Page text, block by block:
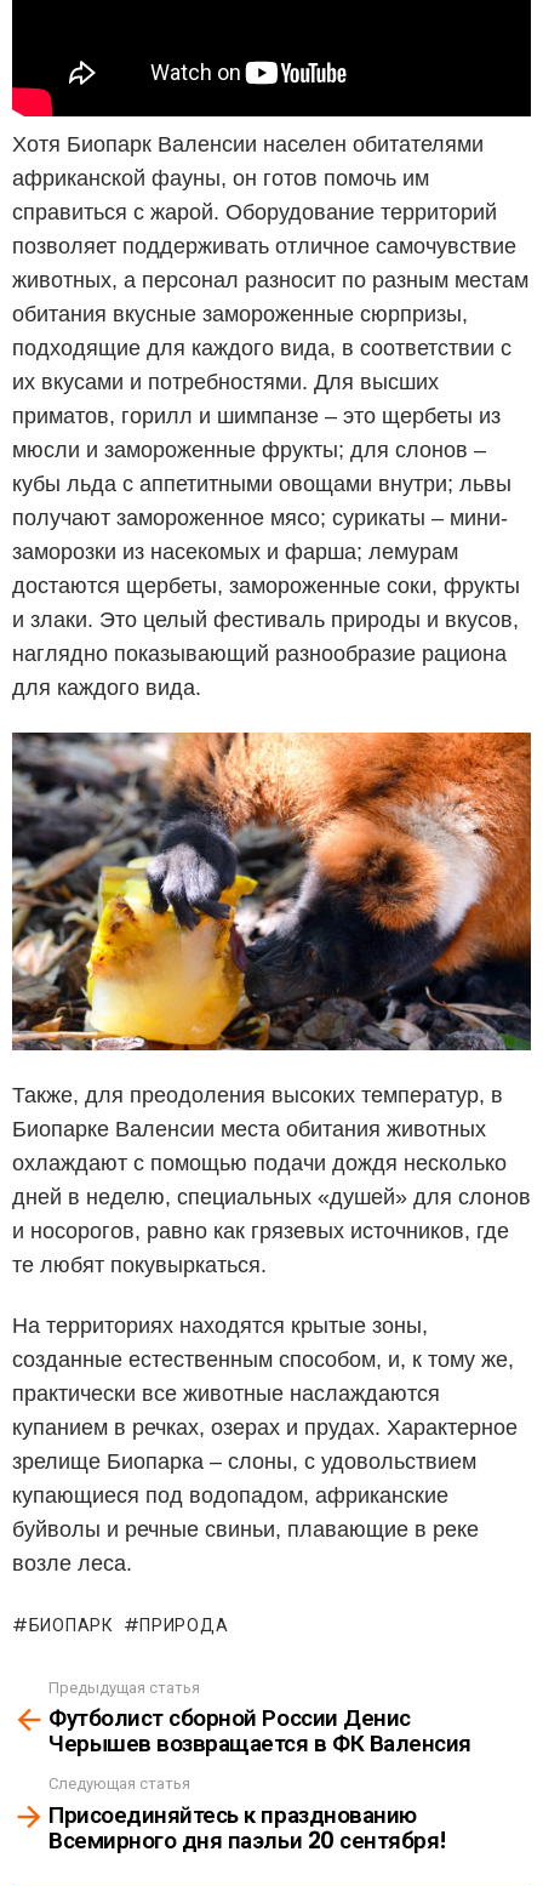
Хотя Биопарк Валенсии населен обитателями
африканской фауны, он готов помочь им
справиться с жарой. Оборудование территорий
позволяет поддерживать отличное самочувствие
животных, а персонал разносит по разным местам
обитания вкусные замороженные сюрпризы,
подходящие для каждого вида, в соответствии с
их вкусами и потребностями. Для высших
приматов, горилл и шимпанзе – это щербеты из
мюсли и замороженные фрукты; для слонов –
кубы льда с аппетитными овощами внутри; львы
получают замороженное мясо; сурикаты – мини-
заморозки из насекомых и фарша; лемурам
достаются щербеты, замороженные соки, фрукты
и злаки. Это целый фестиваль природы и вкусов,
наглядно показывающий разнообразие рациона
для каждого вида.
Также, для преодоления высоких температур, в
Биопарке Валенсии места обитания животных
охлаждают с помощью подачи дождя несколько
дней в неделю, специальных «душей» для слонов
и носорогов, равно как грязевых источников, где
те любят покувыркаться.
На территориях находятся крытые зоны,
созданные естественным способом, и, к тому же,
практически все животные наслаждаются
купанием в речках, озерах и прудах. Характерное
зрелище Биопарка – слоны, с удовольствием
купающиеся под водопадом, африканские
буйволы и речные свиньи, плавающие в реке
возле леса.
БИОПАРК ПРИРОДА
See
more
Предыдущая статья
Футболист сборной России Денис
Черышев возвращается в ФК Валенсия
Следующая статья
Присоединяйтесь к празднованию
Всемирного дня паэльи 20 сентября!